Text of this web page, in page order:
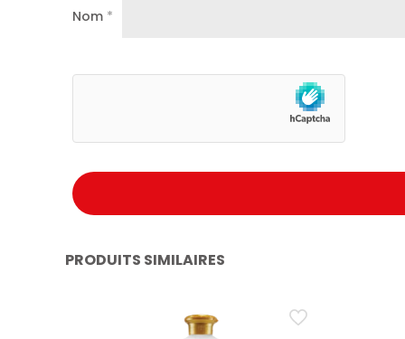
Nom *
PRODUITS SIMILAIRES